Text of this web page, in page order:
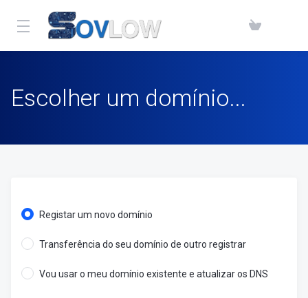
Escolher um domínio...
Registar um novo domínio
Transferência do seu domínio de outro registrar
Vou usar o meu domínio existente e atualizar os DNS